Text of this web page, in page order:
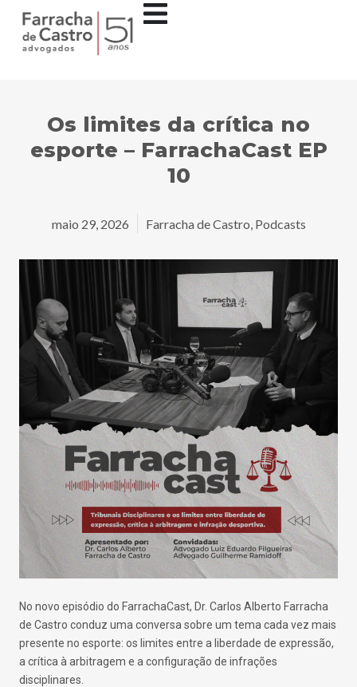
Os limites da crítica no
esporte – FarrachaCast EP
10
maio 29, 2026 Farracha de Castro, Podcasts
No novo episódio do FarrachaCast, Dr. Carlos Alberto Farracha
de Castro conduz uma conversa sobre um tema cada vez mais
presente no esporte: os limites entre a liberdade de expressão,
a crítica à arbitragem e a configuração de infrações
disciplinares.